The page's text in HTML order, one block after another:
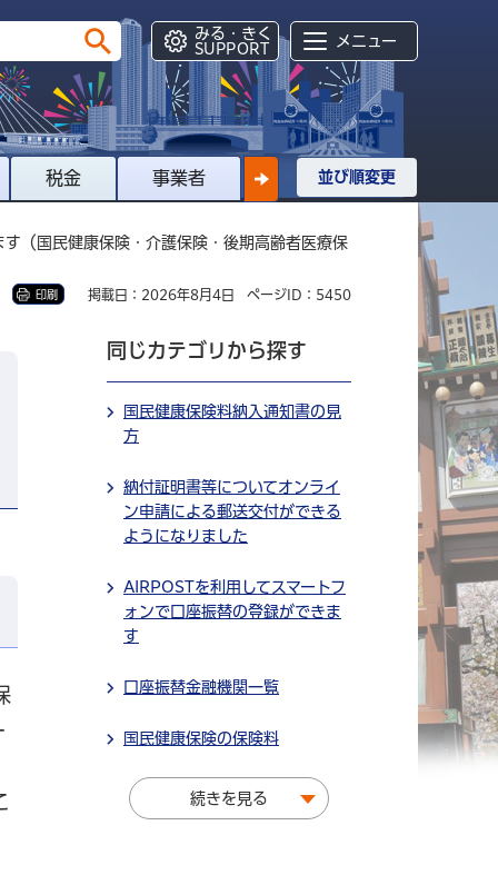
みる・きく
SUPPORT
メニュー
税金 事業者 並び順変更
（国民健康保険・介護保険・後期高齢者医療保
印刷 掲載日：2026年8月4日 ページID：5450
同じカテゴリから探す
国民健康保険料納入通知書の見
方
納付証明書等についてオンライ
ン申請による郵送交付ができる
ようになりました
AIRPOSTを利用してスマートフ
ォンで口座振替の登録ができま
す
口座振替金融機関一覧
国民健康保険の保険料
続きを見る